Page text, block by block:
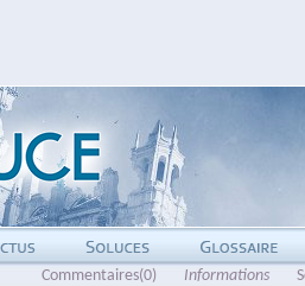
Commentaires(0) Informations